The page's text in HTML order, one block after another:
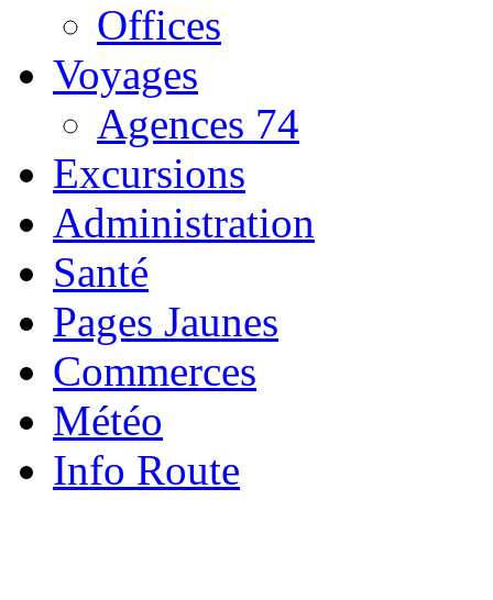
Offices
Voyages
Agences 74
Excursions
Administration
Santé
Pages Jaunes
Commerces
Météo
Info Route